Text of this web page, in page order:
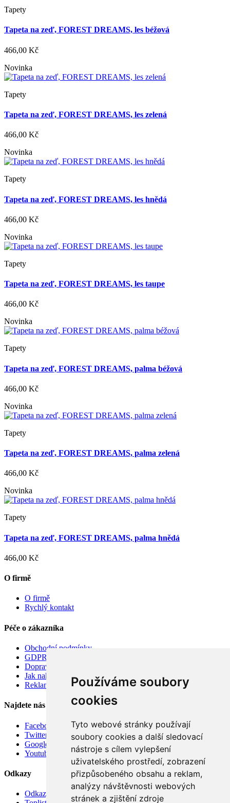
Používáme soubory
cookies
Tyto webové stránky používají
soubory cookies a další sledovací
nástroje s cílem vylepšení
uživatelského prostředí, zobrazení
přizpůsobeného obsahu a reklam,
analýzy návštěvnosti webových
stránek a zjištění zdroje
Tapety
Tapeta na zeď, FOREST DREAMS, les béžová
466,00 Kč
Novinka
Tapety
Tapeta na zeď, FOREST DREAMS, les zelená
466,00 Kč
Novinka
Tapety
Tapeta na zeď, FOREST DREAMS, les hnědá
466,00 Kč
Novinka
Tapety
Tapeta na zeď, FOREST DREAMS, les taupe
466,00 Kč
Novinka
Tapety
Tapeta na zeď, FOREST DREAMS, palma béžová
466,00 Kč
Novinka
Tapety
Tapeta na zeď, FOREST DREAMS, palma zelená
466,00 Kč
Novinka
Tapety
Tapeta na zeď, FOREST DREAMS, palma hnědá
466,00 Kč
O firmě
O firmě
Rychlý kontakt
Péče o zákazníka
Obchodní podmínky
GDPR
Doprava
Jak nakupovat
Reklamace
Najdete nás
Facebook
Twitter
Google
Youtube
Odkazy
Odkazy